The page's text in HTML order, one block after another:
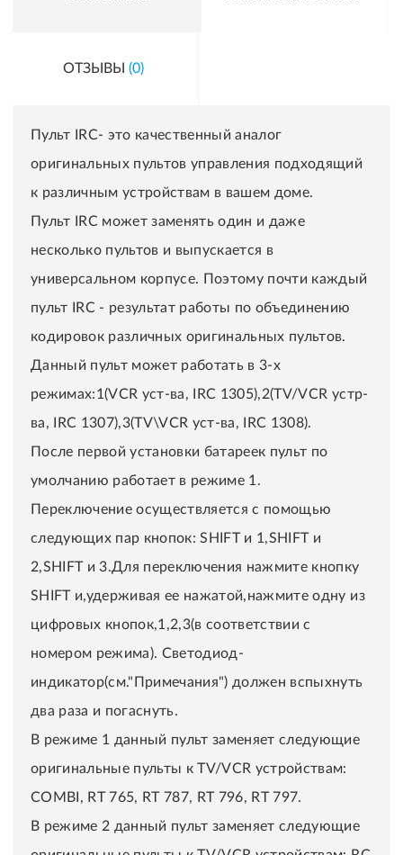
ОТЗЫВЫ (0)
Пульт IRC- это качественный аналог
оригинальных пультов управления подходящий
к различным устройствам в вашем доме.
Пульт IRC может заменять один и даже
несколько пультов и выпускается в
универсальном корпусе. Поэтому почти каждый
пульт IRC - результат работы по объединению
кодировок различных оригинальных пультов.
Данный пульт может работать в 3-х
режимах:1(VCR уст-ва, IRC 1305),2(TV/VCR устр-
ва, IRC 1307),3(TV\VCR уст-ва, IRC 1308).
После первой установки батареек пульт по
умолчанию работает в режиме 1.
Переключение осуществляется с помощью
следующих пар кнопок: SHIFT и 1,SHIFT и
2,SHIFT и 3.Для переключения нажмите кнопку
SHIFT и,удерживая ее нажатой,нажмите одну из
цифровых кнопок,1,2,3(в соответствии с
номером режима). Светодиод-
индикатор(см."Примечания") должен вспыхнуть
два раза и погаснуть.
В режиме 1 данный пульт заменяет следующие
оригинальные пульты к TV/VCR устройствам:
COMBI, RT 765, RT 787, RT 796, RT 797.
В режиме 2 данный пульт заменяет следующие